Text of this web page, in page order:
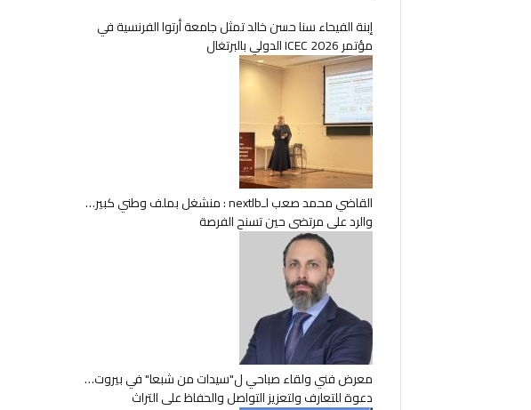
إبنة الفيحاء سنا حسن خالد تمثل جامعة أرتوا الفرنسية في
مؤتمر ICEC 2026 الدولي بالبرتغال
القاضي محمد صعب لـnextlb : منشغل بملف وطني كبير…
والرد على مرتضى حين تسنح الفرصة
معرض فني ولقاء صباحي ل"سيدات من شبعا" في بيروت…
دعوة للتعارف ولتعزيز التواصل والحفاظ على التراث